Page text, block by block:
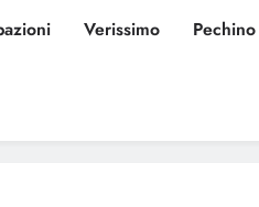
Verissimo